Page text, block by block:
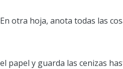
otra hoja, anota todas las
papel y guarda las cenizas